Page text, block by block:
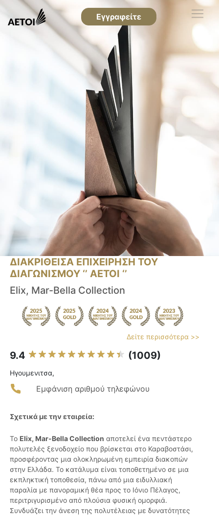
Εγγραφείτε
ΔΙΑΚΡΙΘΕΙΣΑ ΕΠΙΧΕΙΡΗΣΗ ΤΟΥ
ΔΙΑΓΩΝΙΣΜΟΥ ‘’ ΑΕΤΟΙ ‘’
Elix, Mar-Bella Collection
Δείτε περισσότερα >>
9.4 (1009)
Ηγουμενιτσα,
Εμφάνιση αριθμού τηλεφώνου
Σχετικά με την εταιρεία:
Το Elix, Mar-Bella Collection αποτελεί ένα πεντάστερο
πολυτελές ξενοδοχείο που βρίσκεται στο Καραβοστάσι,
προσφέροντας μια ολοκληρωμένη εμπειρία διακοπών
στην Ελλάδα. Το κατάλυμα είναι τοποθετημένο σε μια
εκπληκτική τοποθεσία, πάνω από μια ειδυλλιακή
παραλία με πανοραμική θέα προς το Ιόνιο Πέλαγος,
περιτριγυρισμένο από πλούσια φυσική ομορφιά.
Συνδυάζει την άνεση της πολυτέλειας με δυνατότητες